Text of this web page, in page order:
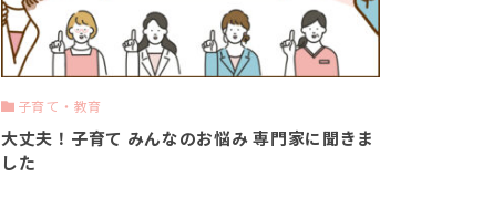
子育て・教育
大丈夫！子育て みんなのお悩み 専門家に聞きま
した